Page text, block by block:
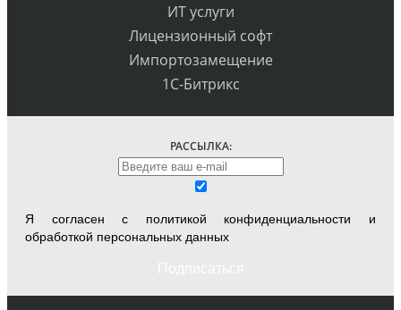
ИТ услуги
Лицензионный софт
Импортозамещение
1С-Битрикс
РАССЫЛКА:
Я согласен с политикой конфиденциальности и
обработкой персональных данных